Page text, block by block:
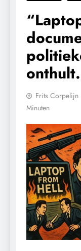
onthult.
Frits Corpelijn
Minuten